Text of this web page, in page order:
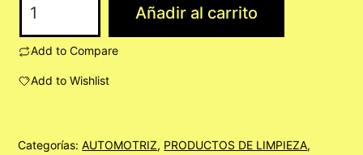
CLEAN
GALON
cantidad
Añadir al carrito
Add to Compare
Add to Wishlist
Categorías:AUTOMOTRIZ, PRODUCTOS DE LIMPIEZA,